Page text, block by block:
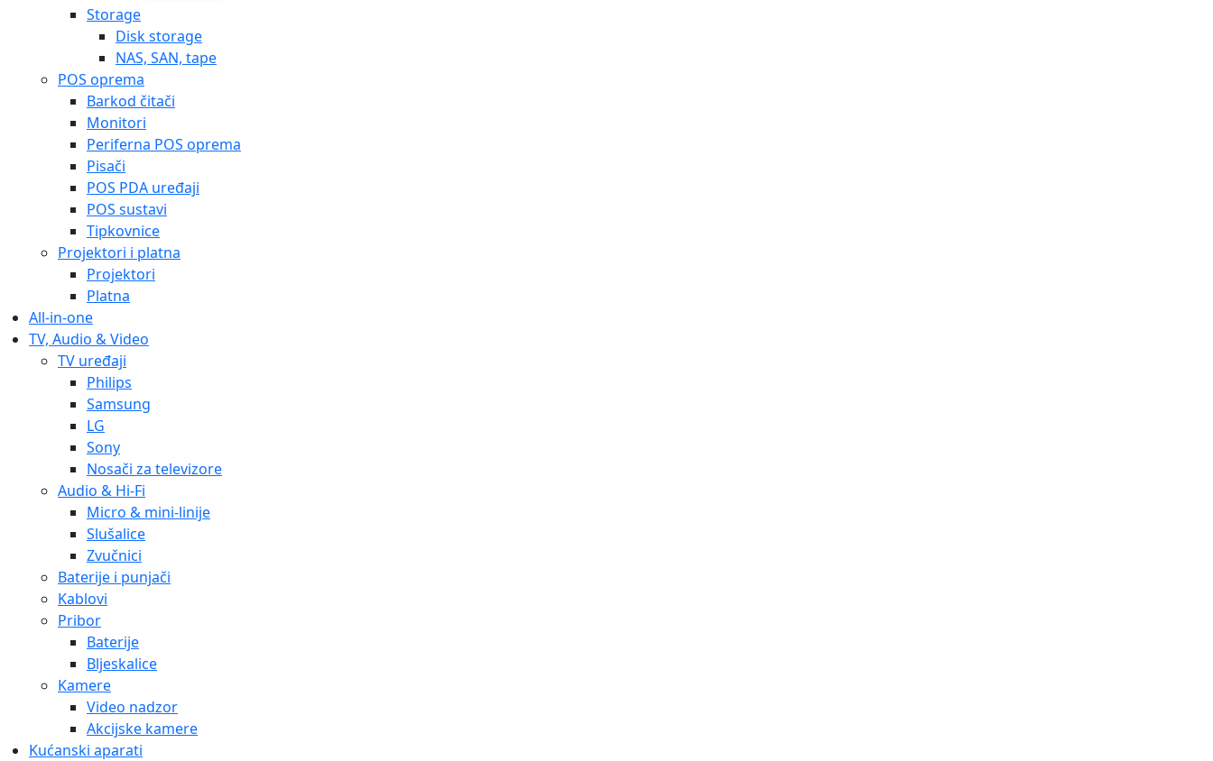
Storage
Disk storage
NAS, SAN, tape
POS oprema
Barkod čitači
Monitori
Periferna POS oprema
Pisači
POS PDA uređaji
POS sustavi
Tipkovnice
Projektori i platna
Projektori
Platna
All-in-one
TV, Audio & Video
TV uređaji
Philips
Samsung
LG
Sony
Nosači za televizore
Audio & Hi-Fi
Micro & mini-linije
Slušalice
Zvučnici
Baterije i punjači
Kablovi
Pribor
Baterije
Bljeskalice
Kamere
Video nadzor
Akcijske kamere
Kućanski aparati